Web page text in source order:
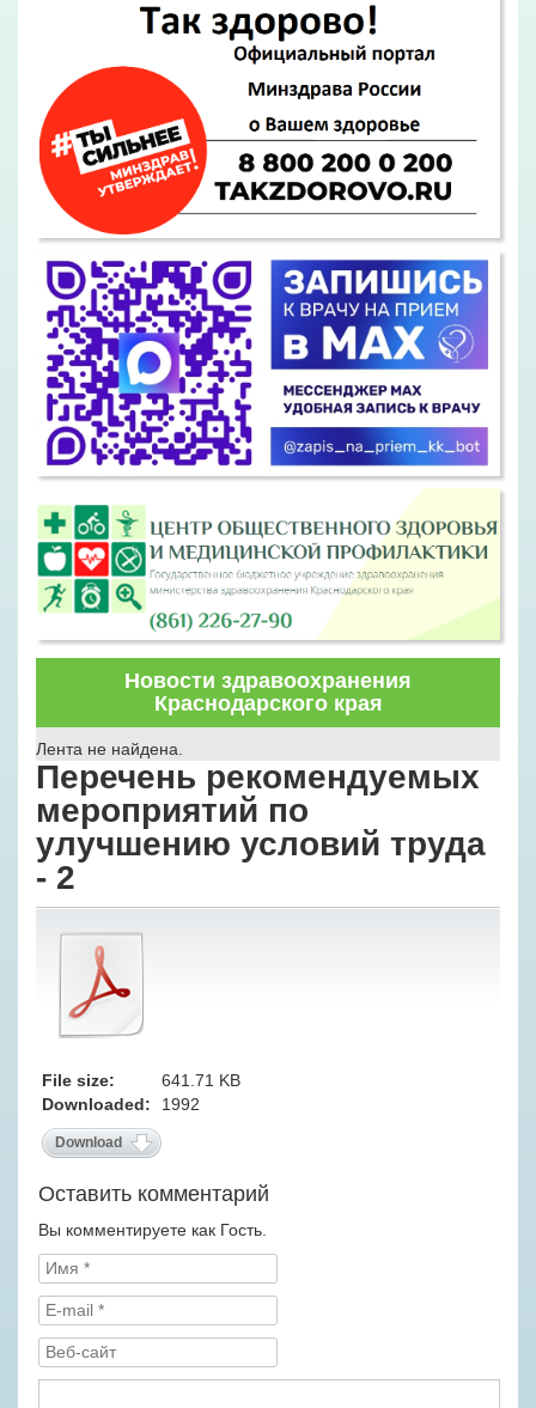
Новости здравоохранения
Краснодарского края
Лента не найдена.
Перечень рекомендуемых
мероприятий по
улучшению условий труда
- 2
File size:
641.71 KB
Downloaded:
1992
Download
Оставить комментарий
Вы комментируете как Гость.